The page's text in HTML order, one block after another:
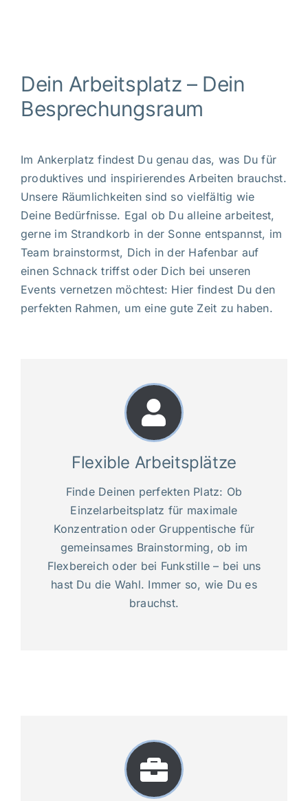
Dein Arbeitsplatz – Dein
Besprechungsraum
Im Ankerplatz findest Du genau das, was Du für
produktives und inspirierendes Arbeiten brauchst.
Unsere Räumlichkeiten sind so vielfältig wie
Deine Bedürfnisse. Egal ob Du alleine arbeitest,
gerne im Strandkorb in der Sonne entspannst, im
Team brainstormst, Dich in der Hafenbar auf
einen Schnack triffst oder Dich bei unseren
Events vernetzen möchtest: Hier findest Du den
perfekten Rahmen, um eine gute Zeit zu haben.
Flexible Arbeitsplätze
Finde Deinen perfekten Platz: Ob
Einzelarbeitsplatz für maximale
Konzentration oder Gruppentische für
gemeinsames Brainstorming, ob im
Flexbereich oder bei Funkstille – bei uns
hast Du die Wahl. Immer so, wie Du es
brauchst.